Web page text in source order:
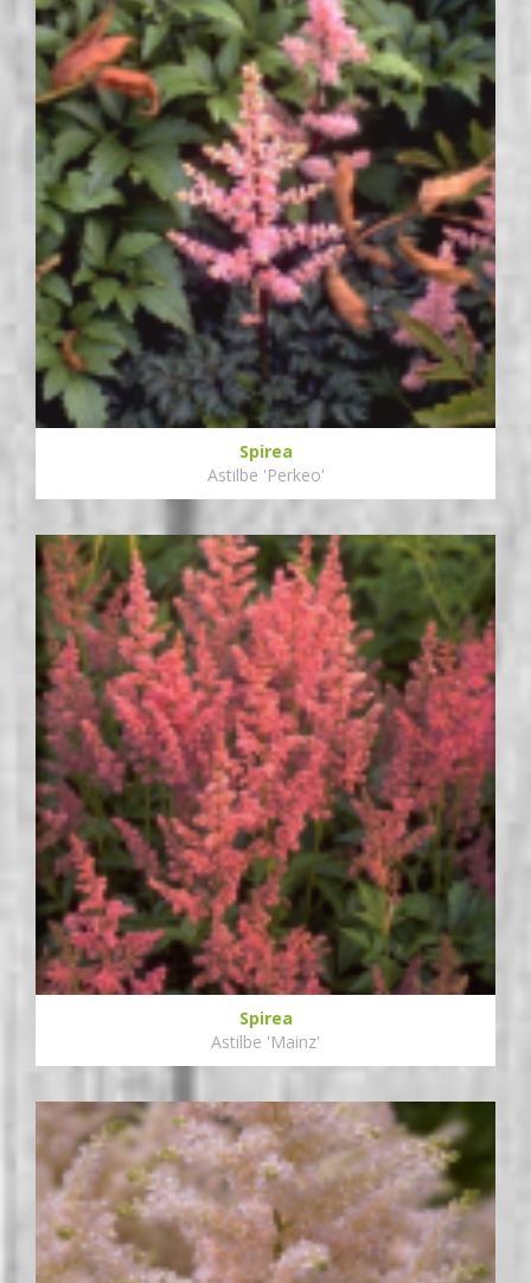
Spirea
Astilbe 'Perkeo'
Spirea
Astilbe 'Mainz'